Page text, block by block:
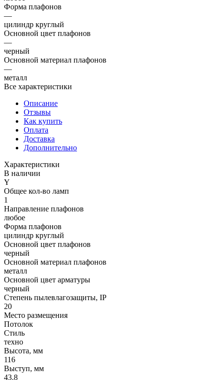
Форма плафонов
—
цилиндр круглый
Основной цвет плафонов
—
черный
Основной материал плафонов
—
металл
Все характеристики
Описание
Отзывы
Как купить
Оплата
Доставка
Дополнительно
Характеристики
В наличии
Y
Общее кол-во ламп
1
Направление плафонов
любое
Форма плафонов
цилиндр круглый
Основной цвет плафонов
черный
Основной материал плафонов
металл
Основной цвет арматуры
черный
Степень пылевлагозащиты, IP
20
Место размещения
Потолок
Стиль
техно
Высота, мм
116
Выступ, мм
43.8